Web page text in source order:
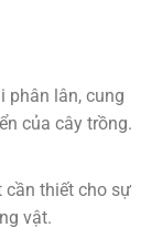
phân lân, cung
của cây trồng.
cần thiết cho sự
vật.